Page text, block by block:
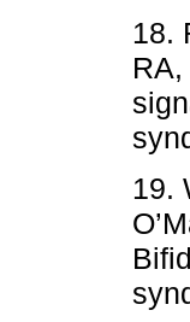
18.
19.